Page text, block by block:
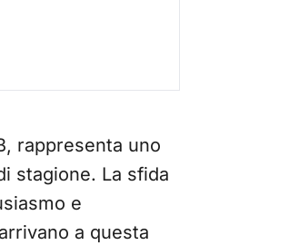
rappresenta uno
stagione. La sfida
e
a questa